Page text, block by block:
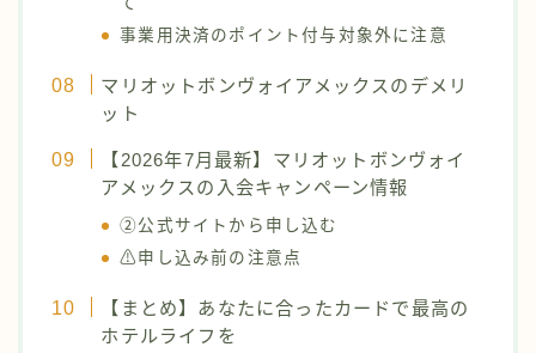
事業用決済のポイント付与対象外に注意
マリオットボンヴォイアメックスのデメリ
ット
【2026年7月最新】マリオットボンヴォイ
アメックスの入会キャンペーン情報
②公式サイトから申し込む
⚠申し込み前の注意点
【まとめ】あなたに合ったカードで最高の
ホテルライフを